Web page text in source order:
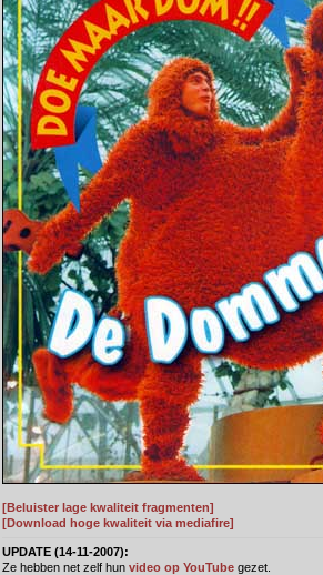
[Beluister lage kwaliteit fragmenten]
[Download hoge kwaliteit via mediafire]
UPDATE (14-11-2007):
Ze hebben net zelf hun video op YouTubegezet.